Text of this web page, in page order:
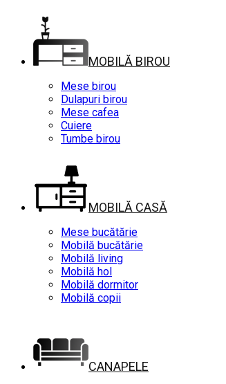
MOBILĂ BIROU
Mese birou
Dulapuri birou
Mese cafea
Cuiere
Tumbe birou
MOBILĂ CASĂ
Mese bucătărie
Mobilă bucătărie
Mobilă living
Mobilă hol
Mobilă dormitor
Mobilă copii
CANAPELE